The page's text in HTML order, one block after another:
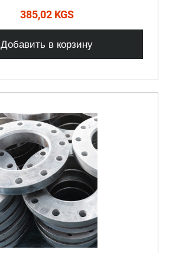
385,02 KGS
Добавить в корзину